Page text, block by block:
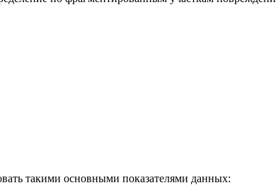
такими основными показателями данных: